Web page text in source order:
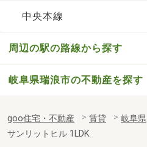
中央本線
周辺の駅の路線から探す
岐阜県瑞浪市の不動産を探す
goo住宅・不動産 賃貸 岐阜県
サンリットヒル 1LDK